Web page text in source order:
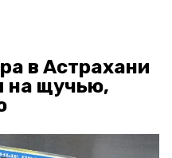
в Астрахани
на щучью,